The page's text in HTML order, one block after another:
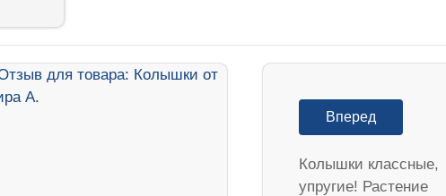
Вперед
Колышки классные,
упругие! Растение